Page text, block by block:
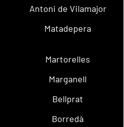
Antoni de Vilamajor
Matadepera
Martorelles
Marganell
Bellprat
Borredà